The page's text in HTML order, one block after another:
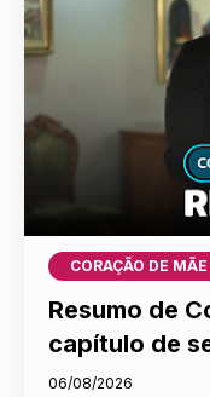
CORAÇÃO DE MÃE
Resumo de
capítulo de
06/08/2026